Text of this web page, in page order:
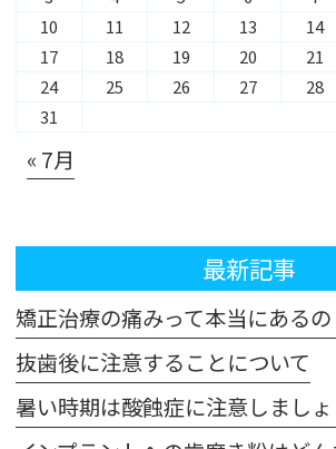
10
11 12 13 14
17
18 19 20 21
24
25 26 27 28
31
« 7月
最新記事
抜歯後に注意することについて
暑い時期は酸蝕症に注意しましょ